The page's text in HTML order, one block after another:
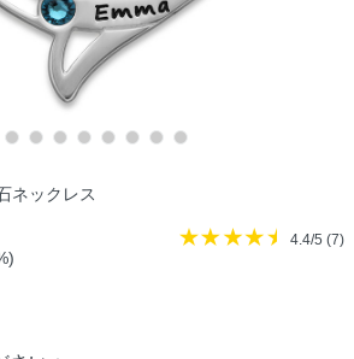
ネックレス
4.4/5 (7)